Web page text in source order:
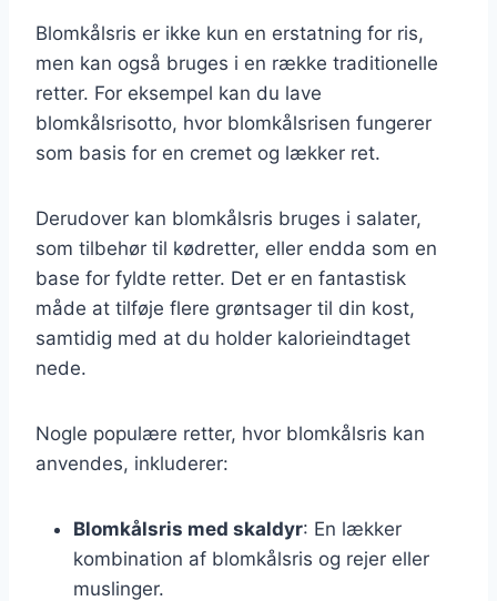
Blomkålsris er ikke kun en erstatning for ris,
men kan også bruges i en række traditionelle
retter. For eksempel kan du lave
blomkålsrisotto, hvor blomkålsrisen fungerer
som basis for en cremet og lækker ret.
Derudover kan blomkålsris bruges i salater,
som tilbehør til kødretter, eller endda som en
base for fyldte retter. Det er en fantastisk
måde at tilføje flere grøntsager til din kost,
samtidig med at du holder kalorieindtaget
nede.
Nogle populære retter, hvor blomkålsris kan
anvendes, inkluderer:
Blomkålsris med skaldyr: En lækker
kombination af blomkålsris og rejer eller
muslinger.